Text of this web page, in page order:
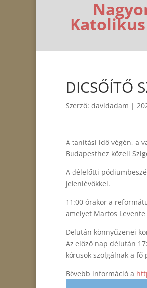
Katolikus
DICSŐÍTŐ
Szerző: davidadam |
A tanítási idő végén, a
Budapesthez közeli
A délelőtti
jelenlévőkkel.
11:00 órakor a
amelyet Martos
Délután könnyűzenei
Az előző nap délután
kórusok szolgálnak a fő
Bővebb információ a